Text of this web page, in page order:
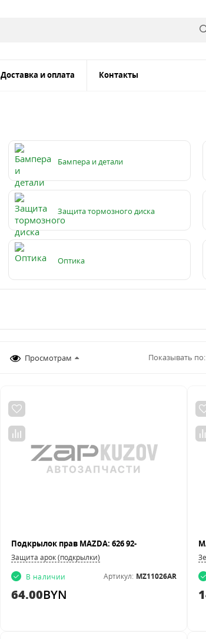
Доставка и оплата Контакты
Бампера и детали
Защита тормозного диска
Оптика
Просмотрам Показывать по:
Подкрылок прав MAZDA: 626 92-
Защита арок (подкрылки)
В наличии
Артикул: MZ11026AR
64.00BYN